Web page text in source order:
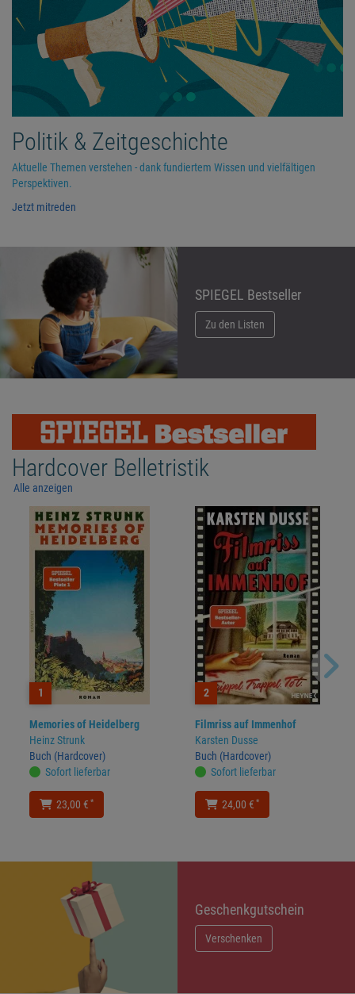
Politik & Zeitgeschichte
Aktuelle Themen verstehen - dank fundiertem Wissen und vielfältigen
Perspektiven.
Jetzt mitreden
SPIEGEL Bestseller
Zu den Listen
Hardcover Belletristik
Alle anzeigen
1
Memories of Heidelberg
Heinz Strunk
Buch (Hardcover)
Sofort lieferbar
23,00 € *
2
Filmriss auf Immenhof
Karsten Dusse
Buch (Hardcover)
Sofort lieferbar
24,00 € *
Geschenkgutschein
Verschenken